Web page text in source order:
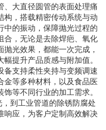
、大直径圆管的表面处理痛
构，搭载精密传动系统与动
中的振动，保障抛光过程的
合，无论是去除焊疤、氧化
光效果，都能一次完成，
提升产品质感与附加值。
备支持柔性夹持与变频调速
金等多种材料，以及食品医
等不同行业的加工需求。
到工业管道的除锈防腐处
响应，为客户定制高效解决